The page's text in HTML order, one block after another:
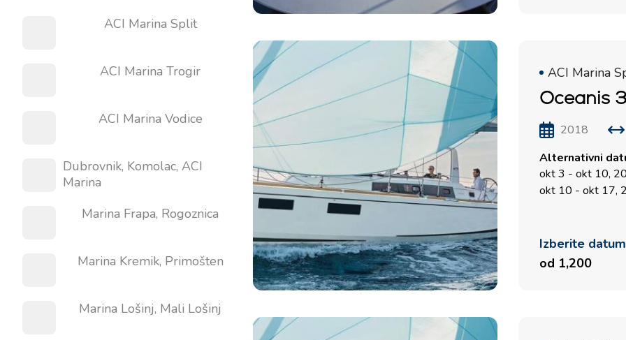
ACI Marina
Oceanis
2018
Alternativni
okt 3 - okt 10,
okt 10 - okt 17,
Izberite
od 1,200
ACI Marina Split
ACI Marina Trogir
ACI Marina Vodice
Dubrovnik, Komolac, ACI
Marina
Marina Frapa, Rogoznica
Marina Kremik, Primošten
Marina Lošinj, Mali Lošinj